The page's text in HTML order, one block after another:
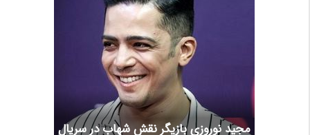
مجید نوروزی بازیگر نقش شهاب در سریال